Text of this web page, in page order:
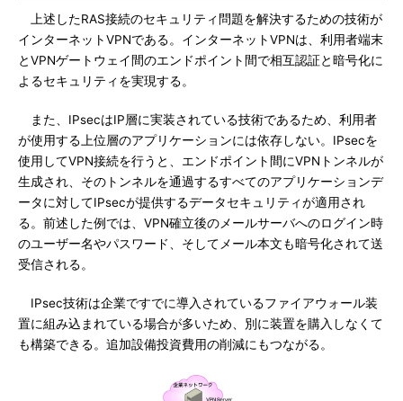
上述したRAS接続のセキュリティ問題を解決するための技術が
インターネットVPNである。インターネットVPNは、利用者端末
とVPNゲートウェイ間のエンドポイント間で相互認証と暗号化に
よるセキュリティを実現する。
また、IPsecはIP層に実装されている技術であるため、利用者
が使用する上位層のアプリケーションには依存しない。IPsecを
使用してVPN接続を行うと、エンドポイント間にVPNトンネルが
生成され、そのトンネルを通過するすべてのアプリケーションデ
ータに対してIPsecが提供するデータセキュリティが適用され
る。前述した例では、VPN確立後のメールサーバへのログイン時
のユーザー名やパスワード、そしてメール本文も暗号化されて送
受信される。
IPsec技術は企業ですでに導入されているファイアウォール装
置に組み込まれている場合が多いため、別に装置を購入しなくて
も構築できる。追加設備投資費用の削減にもつながる。